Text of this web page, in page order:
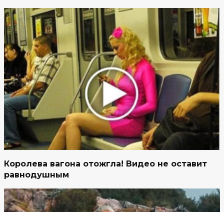
Королева вагона отожгла! Видео не оставит
равнодушным